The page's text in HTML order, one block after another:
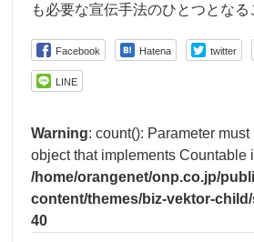
も必要な宣伝手法のひとつとなる
Facebook Hatena twitter
LINE
Warning: count(): Parameter
object that implements Countable
/home/orangenet/onp.co.jp/
content/themes/biz-vektor-
40